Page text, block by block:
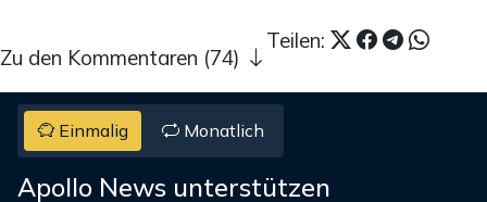
Teilen:
Zu den Kommentaren (74)
Einmalig Monatlich
Apollo News unterstützen